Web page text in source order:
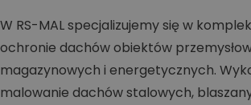
W RS-MAL specjalizujemy się w
ochronie dachów obiektów
magazynowych i energetycznych.
malowanie dachów stalowych,